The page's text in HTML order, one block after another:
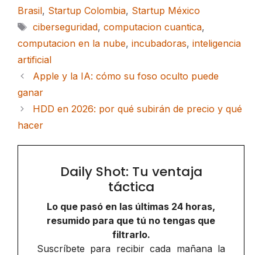
Brasil, Startup Colombia, Startup México
Etiquetas
ciberseguridad, computacion cuantica,
computacion en la nube, incubadoras, inteligencia
artificial
Apple y la IA: cómo su foso oculto puede
ganar
HDD en 2026: por qué subirán de precio y qué
hacer
Daily Shot: Tu ventaja
táctica
Lo que pasó en las últimas 24 horas,
resumido para que tú no tengas que
filtrarlo.
Suscríbete para recibir cada mañana la